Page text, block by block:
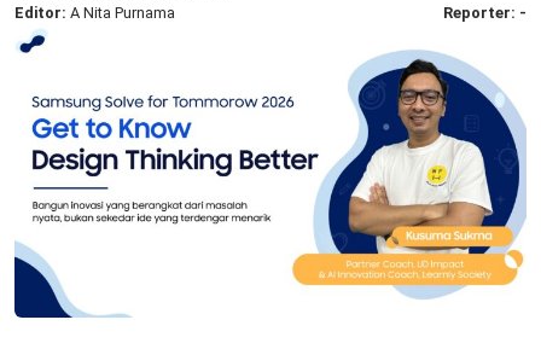
Editor: A Nita Purnama Reporter: -